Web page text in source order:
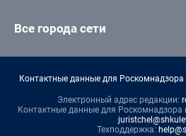
Все города сети
Контактные данные для Роскомнадзора
Электронный адрес редакции:
Контактные данные для Роскомнадзора
Техподдержка: